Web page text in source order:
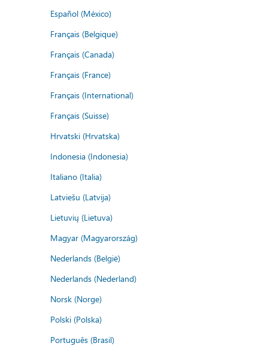
Español (México)
Français (Belgique)
Français (Canada)
Français (France)
Français (International)
Français (Suisse)
Hrvatski (Hrvatska)
Indonesia (Indonesia)
Italiano (Italia)
Latviešu (Latvija)
Lietuvių (Lietuva)
Magyar (Magyarország)
Nederlands (België)
Nederlands (Nederland)
Norsk (Norge)
Polski (Polska)
Português (Brasil)